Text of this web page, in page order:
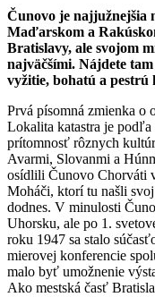
Čunovo je najjužnejšia
Maďarskom a
Bratislavy, ale svojom
najväčšími. Nájdete
vyžitie, bohatú a pestrú
Prvá písomná zmienka o
Lokalita katastra je podľa
prítomnosť rôznych
Avarmi, Slovanmi a
osídlili Čunovo Chorváti
Moháči, ktorí tu našli
dodnes. V minulosti
Uhorsku, ale po 1.
roku 1947 sa stalo
mierovej konferencie
malo byť umožnenie
Ako mestská časť